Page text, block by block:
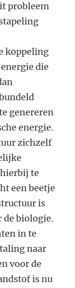
probleem
koppeling
die
genereren
energie.
zichzelf
te
een beetje
is
de biologie.
in te
naar
voor de
is nu